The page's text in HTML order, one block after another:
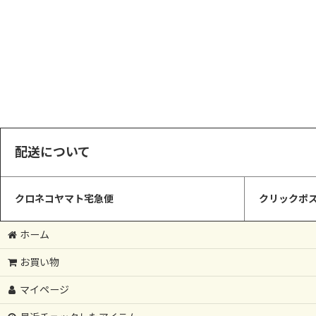
配送について
クロネコヤマト宅急便 クリックポ
ホーム
お買い物
マイページ